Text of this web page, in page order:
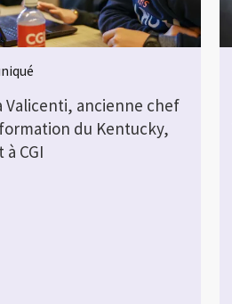
Valicenti, ancienne chef
du Kentucky,
CGI